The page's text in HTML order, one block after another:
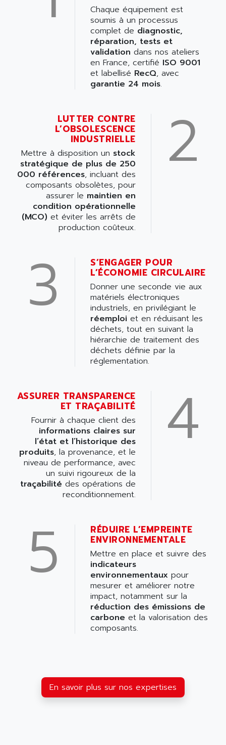
Chaque équipement est
soumis à un processus
complet de diagnostic,
réparation, tests et
validation dans nos ateliers
en France, certifié ISO 9001
et labellisé RecQ, avec
garantie 24 mois.
2
LUTTER CONTRE
L’OBSOLESCENCE
INDUSTRIELLE
Mettre à disposition un stock
stratégique de plus de 250
000 références, incluant des
composants obsolètes, pour
assurer le maintien en
condition opérationnelle
(MCO) et éviter les arrêts de
production coûteux.
3 S’ENGAGER POUR
L’ÉCONOMIE CIRCULAIRE
Donner une seconde vie aux
matériels électroniques
industriels, en privilégiant le
réemploi et en réduisant les
déchets, tout en suivant la
hiérarchie de traitement des
déchets définie par la
réglementation.
4
ASSURER TRANSPARENCE
ET TRAÇABILITÉ
Fournir à chaque client des
informations claires sur
l’état et l’historique des
produits, la provenance, et le
niveau de performance, avec
un suivi rigoureux de la
traçabilité des opérations de
reconditionnement.
5 RÉDUIRE L’EMPREINTE
ENVIRONNEMENTALE
Mettre en place et suivre des
indicateurs
environnementaux pour
mesurer et améliorer notre
impact, notamment sur la
réduction des émissions de
carbone et la valorisation des
composants.
En savoir plus sur nos expertises